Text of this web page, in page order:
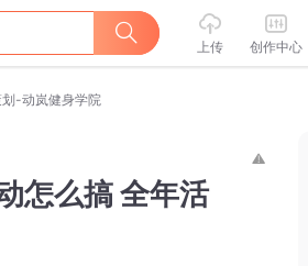
上传 创作中心
-动岚健身学院
怎么搞 全年活